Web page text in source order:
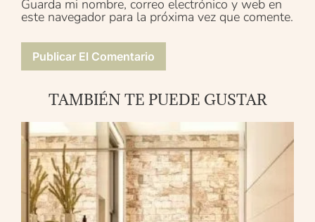
Guarda mi nombre, correo electrónico y web en
este navegador para la próxima vez que comente.
TAMBIÉN TE PUEDE GUSTAR